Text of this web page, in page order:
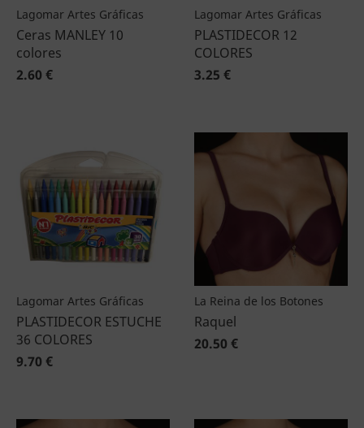
Lagomar Artes Gráficas
Ceras MANLEY 10
colores
2.60 €
Lagomar Artes Gráficas
PLASTIDECOR 12
COLORES
3.25 €
Lagomar Artes Gráficas
PLASTIDECOR ESTUCHE
36 COLORES
9.70 €
La Reina de los Botones
Raquel
20.50 €